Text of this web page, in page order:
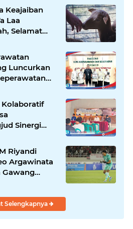
Keajaiban
Laa
Selamat
Luncurkan
Riset
Tidur
Kolaboratif
Sinergi
Riyandi
Argawinata
Gawang
Selengkapnya